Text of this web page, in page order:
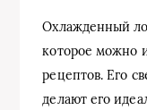
Охлажденный
которое можно
рецептов. Его
делают его